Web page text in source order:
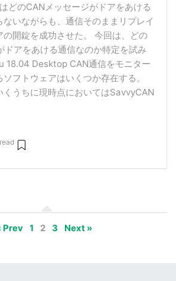
どのCANメッセージがドアをあける
ないながらも、通信そのままリプレイ
の開錠を成功させた。 今回は、どの
ドアをあける通信なのか特定を試み
18.04 Desktop CAN通信をモニター
フトウェアはいくつか存在する。
くうちに現時点においてはSavvyCAN
Prev 1 2 3 Next »